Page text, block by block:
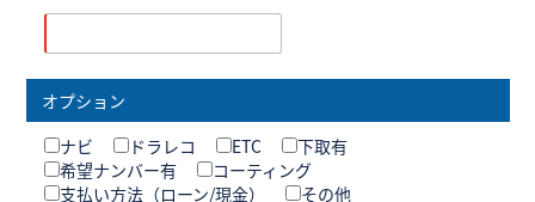
オプション
ナビ
ドラレコ ETC
下取有
希望ナンバー有
コーティング
支払い方法（ローン/現金）
その他